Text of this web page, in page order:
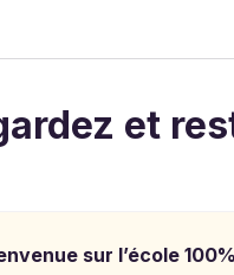
et
sur l’école